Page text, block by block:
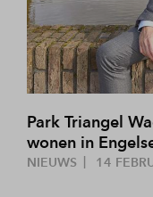
Park Triangel
wonen in
NIEUWS 14